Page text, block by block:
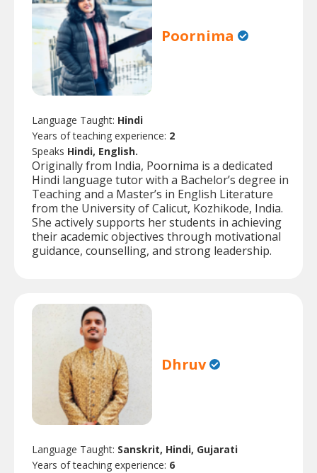
Poornima
Language Taught: Hindi
Years of teaching experience: 2
Speaks Hindi, English.
Originally from India, Poornima is a dedicated
Hindi language tutor with a Bachelor’s degree in
Teaching and a Master’s in English Literature
from the University of Calicut, Kozhikode, India.
She actively supports her students in achieving
their academic objectives through motivational
guidance, counselling, and strong leadership.
Dhruv
Language Taught: Sanskrit, Hindi, Gujarati
Years of teaching experience: 6